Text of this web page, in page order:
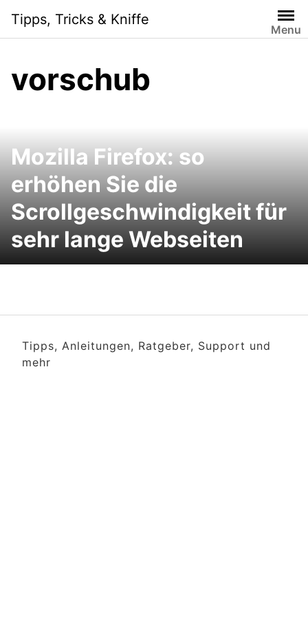
content
Tipps, Tricks & Kniffe
Menu
vorschub
Mozilla Firefox: so
erhöhen Sie die
Scrollgeschwindigkeit für
sehr lange Webseiten
Tipps, Anleitungen, Ratgeber, Support und
mehr